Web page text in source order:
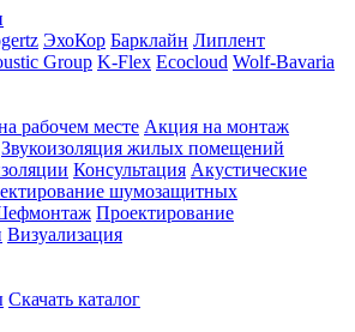
ЭхоКор Барклайн Липлент
Group K-Flex Ecocloud Wolf-Bavaria
рабочем месте Акция на монтаж
Звукоизоляция жилых помещений
Консультация Акустические
шумозащитных
Проектирование
Визуализация
Скачать каталог